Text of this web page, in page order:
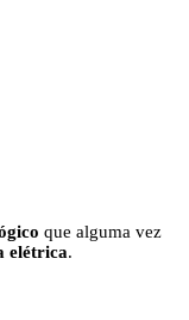
que alguma vez
elétrica.